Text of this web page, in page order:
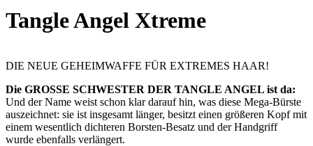
Tangle Angel Xtreme
DIE NEUE GEHEIMWAFFE FÜR EXTREMES HAAR!
Die GROSSE SCHWESTER DER TANGLE ANGEL ist da:
Und der Name weist schon klar darauf hin, was diese Mega-Bürste
auszeichnet: sie ist insgesamt länger, besitzt einen größeren Kopf mit
einem wesentlich dichteren Borsten-Besatz und der Handgriff
wurde ebenfalls verlängert.